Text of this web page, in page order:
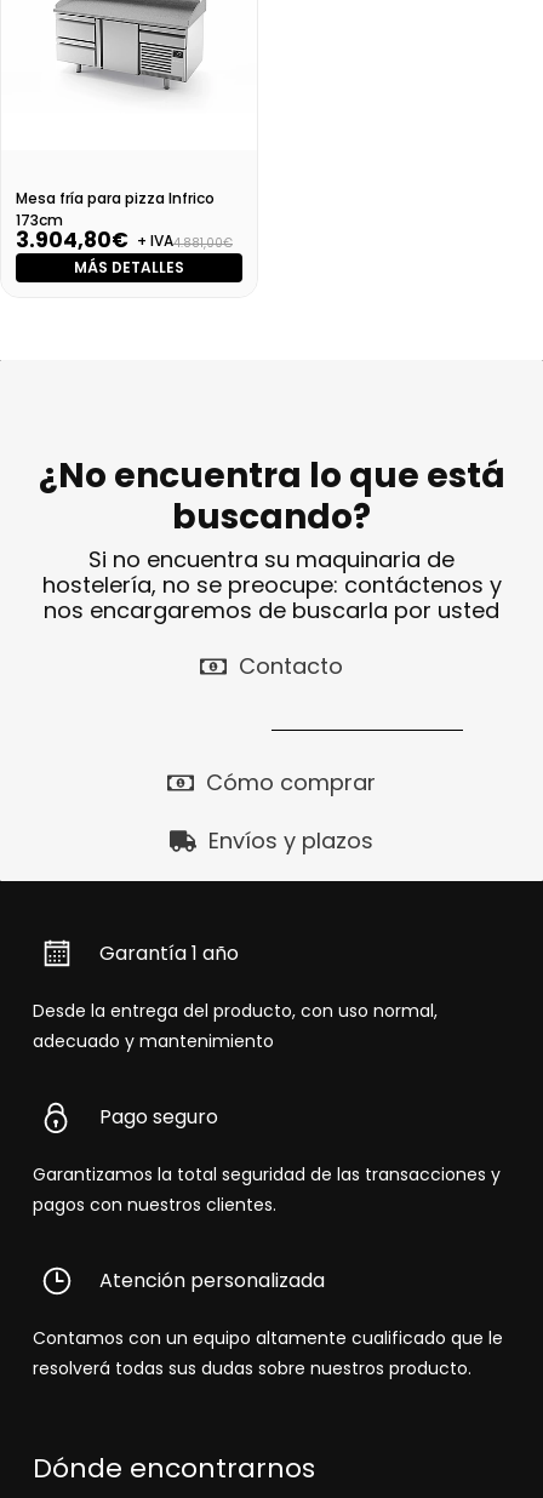
Mesa fría para pizza Infrico
173cm
3.904,80€ + IVA4.881,00€
MÁS DETALLES
¿No encuentra lo que está
buscando?
Si no encuentra su maquinaria de
hostelería, no se preocupe: contáctenos y
nos encargaremos de buscarla por usted
Contacto
Cómo comprar
Envíos y plazos
Garantía 1 año
Desde la entrega del producto, con uso normal,
adecuado y mantenimiento
Pago seguro
Garantizamos la total seguridad de las transacciones y
pagos con nuestros clientes.
Atención personalizada
Contamos con un equipo altamente cualificado que le
resolverá todas sus dudas sobre nuestros producto.
Dónde encontrarnos